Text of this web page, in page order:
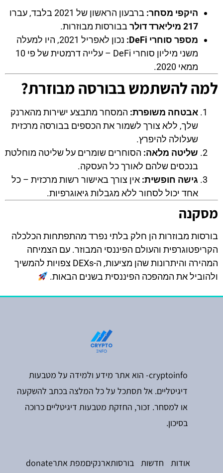
היקפי מסחר: ברבעון הראשון של 2021 בלבד, עברו
217 מיליארד דולר
בבורסות מבוזרות.
מספר סוחרי DeFi:
נכון לאפריל 2021, היו למעלה
משני מיליון סוחרי DeFi – עלייה דרמטית של פי 10
ממאי 2020.
למה להשתמש בבורסה מבוזרת?
אבטחה משופרת: המסחר מתבצע ישירות מהארנק
שלך, ללא צורך לשמור את הכספים בבורסה מרכזית
שעלולה להיפרץ.
שליטה מלאה: הסוחרים שומרים על שליטה מוחלטת
בנכסים שלהם לאורך כל העסקה.
גישה חופשית: אין צורך באישור רשות מרכזית – כל
אחד יכול לסחור ללא מגבלות גיאוגרפיות.
מסקנה
בורסות מבוזרות הן חלק בלתי נפרד מהתפתחות הכלכלה
הקריפטוגרפית והעולם הפיננסי המבוזר. עם הצמיחה
המהירה והיתרונות שהן מציעות, ה-DEXs צפויות להמשיך
ולהוביל את המהפכה הפיננסית בשנים הבאות.
cryptoinfo- הוא אתר מידע ולמידה על מטבעות
דיגיטליים. אל תסתכל על כל המלצה בכתב להשקעה
או למסחר. זכור, החזקת מטבעות דיגיטליים כרוכה
בסיכון.
אודות חדשות בורסותארנקיםמפת אתרdonate